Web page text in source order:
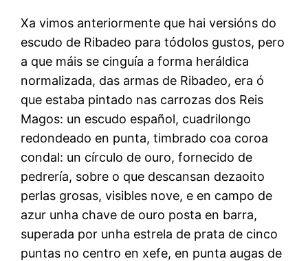
Xa vimos anteriormente que hai versións do
escudo de Ribadeo para tódolos gustos, pero
a que máis se cinguía a forma heráldica
normalizada, das armas de Ribadeo, era ó
que estaba pintado nas carrozas dos Reis
Magos: un escudo español, cuadrilongo
redondeado en punta, timbrado coa coroa
condal: un círculo de ouro, fornecido de
pedrería, sobre o que descansan dezaoito
perlas grosas, visibles nove, e en campo de
azur unha chave de ouro posta en barra,
superada por unha estrela de prata de cinco
puntas no centro en xefe, en punta augas de